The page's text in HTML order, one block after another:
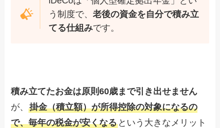
う制度で、 老後の資金を自分で積み立
てる仕組みです。
積み立てたお金は原則60歳まで引き出せません
が、掛金（積立額）が所得控除の対象になるの
で、毎年の税金が安くなる という大きなメリット